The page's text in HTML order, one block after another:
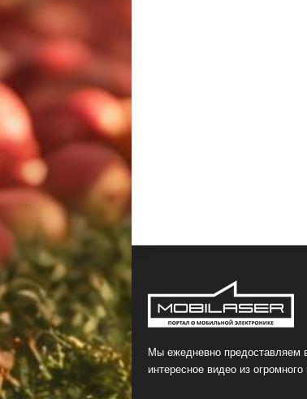
Мы ежедневно предоставляем
интересное видео из